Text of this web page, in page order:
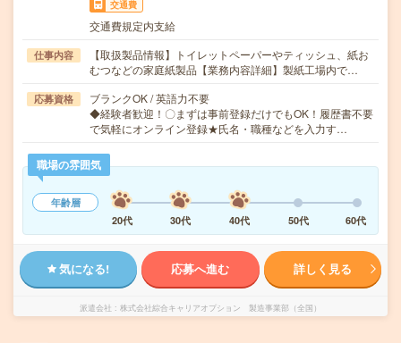
交通費
交通費規定内支給
仕事内容
【取扱製品情報】トイレットペーパーやティッシュ、紙お
むつなどの家庭紙製品【業務内容詳細】製紙工場内で…
応募資格
ブランクOK / 英語力不要
◆経験者歓迎！〇まずは事前登録だけでもOK！履歴書不要
で気軽にオンライン登録★氏名・職種などを入力す…
職場の雰囲気
年齢層
20代
30代 40代 50代 60代
気になる! 応募へ進む 詳しく見る
派遣会社 株式会社綜合キャリアオプション 製造事業部（全国）